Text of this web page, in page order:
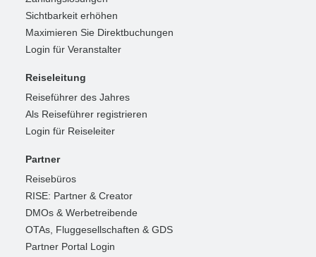
Sichtbarkeit erhöhen
Maximieren Sie Direktbuchungen
Login für Veranstalter
Reiseleitung
Reiseführer des Jahres
Als Reiseführer registrieren
Login für Reiseleiter
Partner
Reisebüros
RISE: Partner & Creator
DMOs & Werbetreibende
OTAs, Fluggesellschaften & GDS
Partner Portal Login